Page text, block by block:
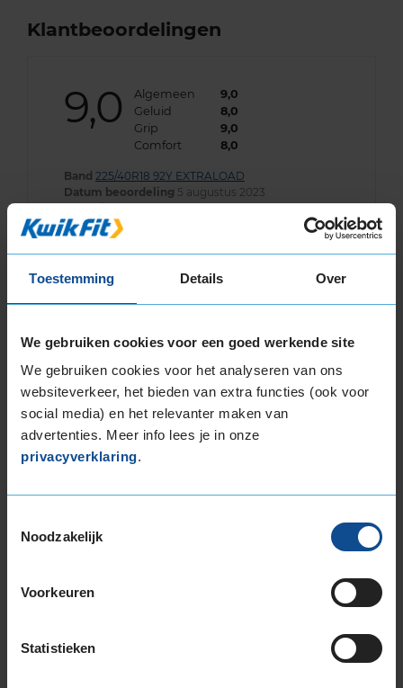
Toestemming Details Over
We gebruiken cookies voor een goed werkende site
We gebruiken cookies voor het analyseren van ons
websiteverkeer, het bieden van extra functies (ook voor
social media) en het relevanter maken van
advertenties. Meer info lees je in onze
privacyverklaring.
Noodzakelijk
Voorkeuren
Statistieken
Klantbeoordelingen
9,0 Algemeen
9,0
Geluid
8,0
Grip
9,0
Comfort
8,0
Band 225/40R18 92Y EXTRALOAD
Datum beoordeling 5 augustus 2023
Auto BMW M240i xDrive Cabrio 3.0 CB 6-cil. B
340pk
Kilometer per jaar25.000 tot 50.000 km
Bandenmontagepakketten
Kies je
bandenmaat omvang (inch)